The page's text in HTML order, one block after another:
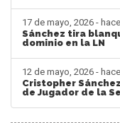
17 de mayo, 2026 -
Sánchez tira
dominio en la LN
12 de mayo, 2026 -
Cristopher
de Jugador de la